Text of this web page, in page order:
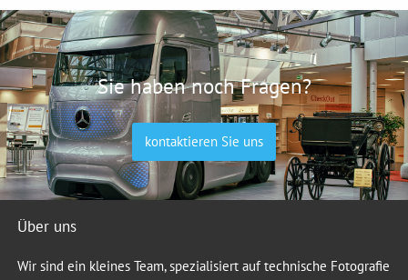
Sie haben noch Fragen?
kontaktieren Sie uns
Über uns
Wir sind ein kleines Team, spezialisiert auf technische Fotografie